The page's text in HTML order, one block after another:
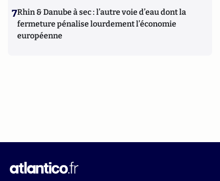
7Rhin & Danube à sec : l’autre voie d’eau dont la
fermeture pénalise lourdement l’économie
européenne